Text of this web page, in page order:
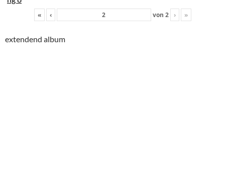
« ‹ von 2 › »
extendend album